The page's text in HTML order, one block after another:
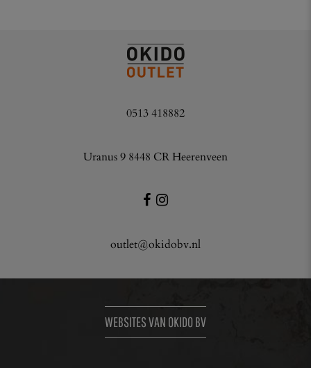
0513 418882
Uranus 9 8448 CR Heerenveen
outlet@okidobv.nl
WEBSITES VAN OKIDO BV